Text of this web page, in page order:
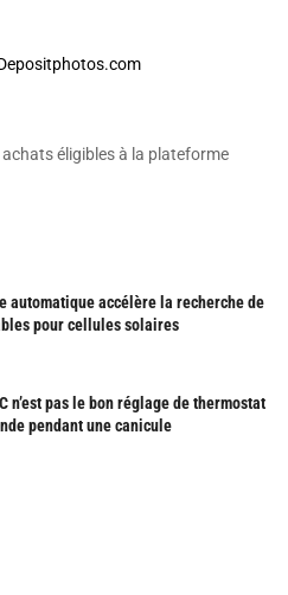
éligibles à la plateforme
automatique accélère la recherche de
pour cellules solaires
n’est pas le bon réglage de thermostat
pendant une canicule